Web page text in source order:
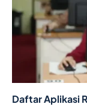
Daftar Aplikasi